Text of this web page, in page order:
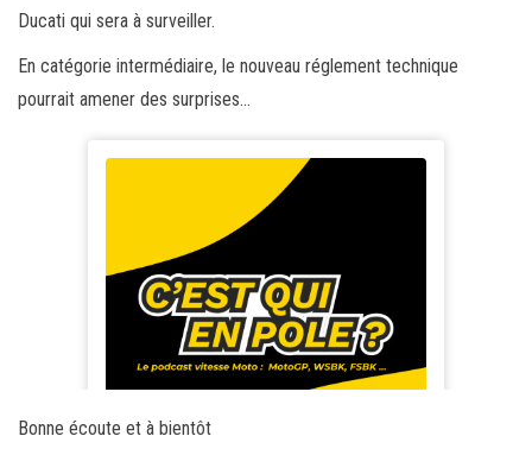
Ducati qui sera à surveiller.
En catégorie intermédiaire, le nouveau réglement technique
pourrait amener des surprises…
Bonne écoute et à bientôt